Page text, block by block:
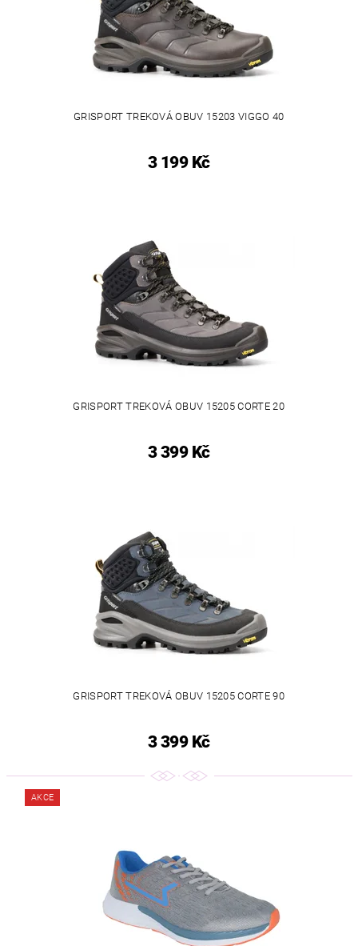
GRISPORT TREKOVÁ OBUV 15203 VIGGO 40
3 199 Kč
GRISPORT TREKOVÁ OBUV 15205 CORTE 20
3 399 Kč
GRISPORT TREKOVÁ OBUV 15205 CORTE 90
3 399 Kč
AKCE